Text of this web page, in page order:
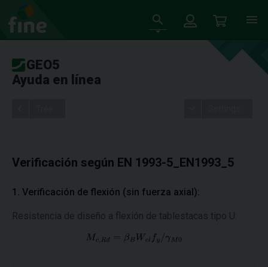
GEO5
Ayuda en línea
Verificación según EN 1993-5_EN1993_5
1. Verificación de flexión (sin fuerza axial):
Resistencia de diseño a flexión de tablestacas tipo U: